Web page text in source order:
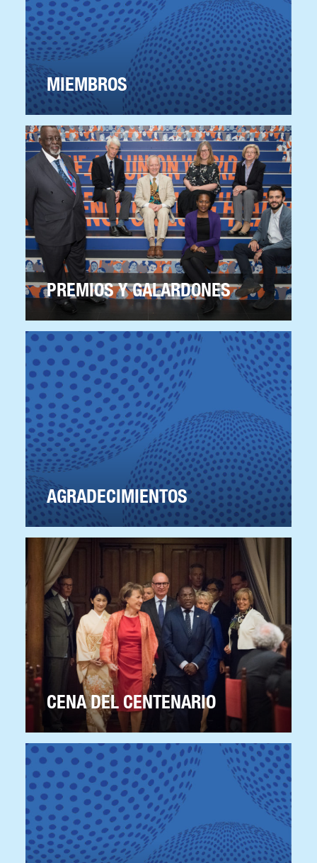
MIEMBROS
PREMIOS Y GALARDONES
AGRADECIMIENTOS
CENA DEL CENTENARIO